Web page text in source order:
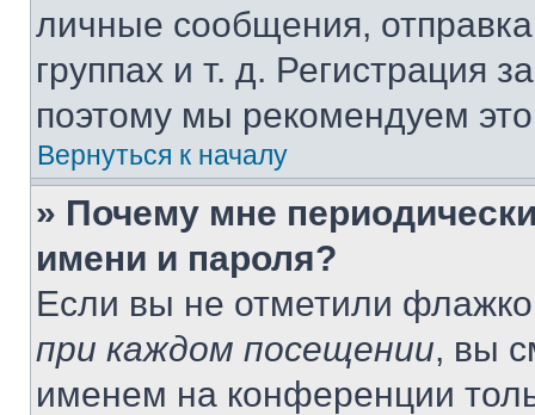
личные сообщения,
группах и т. д. Регистрация
поэтому мы рекомендуем
Вернуться к началу
» Почему мне
имени и пароля?
Если вы не отметили
при каждом посещении, вы
именем на конференции